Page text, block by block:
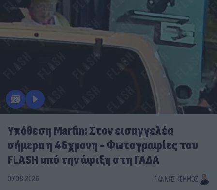
Υπόθεση Marfin: Στον εισαγγελέα
σήμερα η 46χρονη - Φωτογραφίες του
FLASH από την άφιξη στη ΓΑΔΑ
07.08.2026 ΓΙΆΝΝΗΣ ΚΈΜΜΟΣ